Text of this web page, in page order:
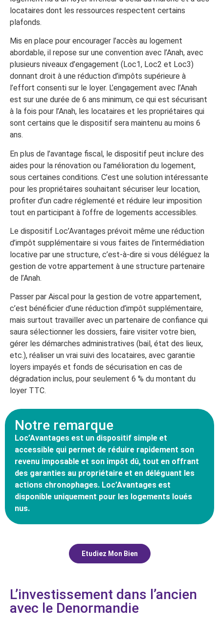
locataires dont les ressources respectent certains
plafonds.
Mis en place pour encourager l’accès au logement
abordable, il repose sur une convention avec l’Anah, avec
plusieurs niveaux d’engagement (Loc1, Loc2 et Loc3)
donnant droit à une réduction d’impôts supérieure à
l’effort consenti sur le loyer. L’engagement avec l’Anah
est sur une durée de 6 ans minimum, ce qui est sécurisant
à la fois pour l’Anah, les locataires et les propriétaires qui
sont certains que le dispositif sera maintenu au moins 6
ans.
En plus de l’avantage fiscal, le dispositif peut inclure des
aides pour la rénovation ou l’amélioration du logement,
sous certaines conditions. C’est une solution intéressante
pour les propriétaires souhaitant sécuriser leur location,
profiter d’un cadre réglementé et réduire leur imposition
tout en participant à l’offre de logements accessibles.
Le dispositif Loc’Avantages prévoit même une réduction
d’impôt supplémentaire si vous faites de l’intermédiation
locative par une structure, c’est-à-dire si vous déléguez la
gestion de votre appartement à une structure partenaire
de l’Anah.
Passer par Aiscal pour la gestion de votre appartement,
c’est bénéficier d’une réduction d’impôt supplémentaire,
mais surtout travailler avec un partenaire de confiance qui
saura sélectionner les dossiers, faire visiter votre bien,
gérer les démarches administratives (bail, état des lieux,
etc.), réaliser un vrai suivi des locataires, avec garantie
loyers impayés et fonds de sécurisation en cas de
dégradation inclus, pour seulement 6 % du montant du
loyer TTC.
Notre remarque
Loc’Avantages est un dispositif simple et
accessible qui permet de réduire rapidement son
revenu imposable et son impôt dû, tout en offrant
des garanties au propriétaire et en déléguant les
actions chronophages. Loc’Avantages est
disponible uniquement pour les logements loués
nus.
Etudiez Mon Bien
L’investissement dans l’ancien
avec le Denormandie